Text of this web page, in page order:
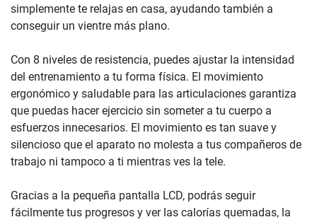
simplemente te relajas en casa, ayudando también a
conseguir un vientre más plano.
Con 8 niveles de resistencia, puedes ajustar la intensidad
del entrenamiento a tu forma física. El movimiento
ergonómico y saludable para las articulaciones garantiza
que puedas hacer ejercicio sin someter a tu cuerpo a
esfuerzos innecesarios. El movimiento es tan suave y
silencioso que el aparato no molesta a tus compañeros de
trabajo ni tampoco a ti mientras ves la tele.
Gracias a la pequeña pantalla LCD, podrás seguir
fácilmente tus progresos y ver las calorías quemadas, la